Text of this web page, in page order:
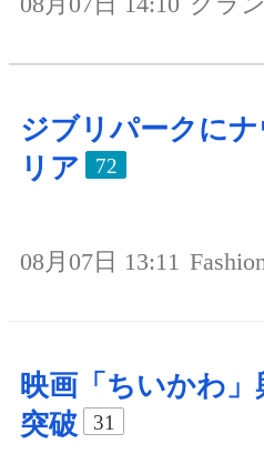
ジブリパークに
リア
72
08月07日 13:11
映画「ちいかわ」
突破
31